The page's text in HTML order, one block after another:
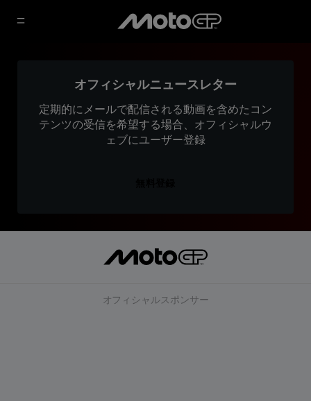
オフィシャルニュースレター
定期的にメールで配信される動画を含めたコン
テンツの受信を希望する場合、オフィシャルウ
ェブにユーザー登録
オフィシャルスポンサー